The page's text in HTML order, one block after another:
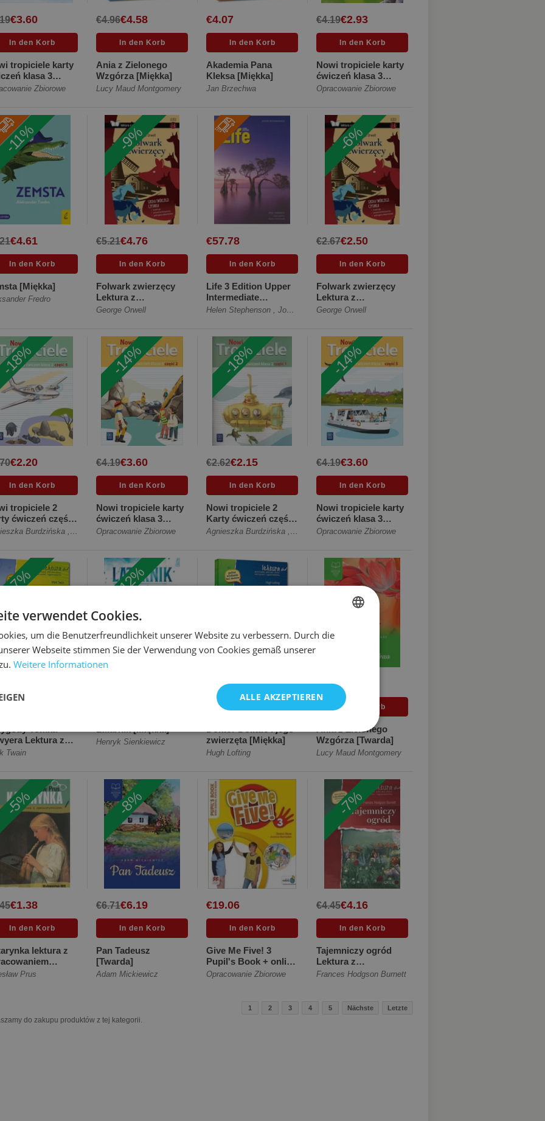
€3.60
tropiciele karty
klasa 3
3 edukacja
Zbiorowe
€4.58
€4.96
Ania z Zielonego
Wzgórza [Miękka]
Lucy Maud Montgomery
€4.07
Akademia Pana
Kleksa [Miękka]
Jan Brzechwa
€2.93
€4.19
Nowi tropiciele karty
ćwiczeń klasa 3
część 1 edukacja
Opracowanie Zbiorowe
-11%
€4.61
[Miękka]
Fredro
-9%
€4.76
€5.21
Folwark zwierzęcy
Lektura z
opracowaniem
George Orwell
€57.78
Life 3 Edition Upper
Intermediate
Student's Book With
Helen Stephenson , John Hughes ,Paul Dummett
-6%
€2.50
€2.67
Folwark zwierzęcy
Lektura z
opracowaniem
George Orwell
€2.20
tropiciele 2
ćwiczeń część
Burdzińska , Aldona Danielewicz-Malinowska Jolanta Dymarska
-14%
€3.60
€4.19
Nowi tropiciele karty
ćwiczeń klasa 3
część 2 edukacja
Opracowanie Zbiorowe
-18%
€2.15
€2.62
Nowi tropiciele 2
Karty ćwiczeń część
1 Szkoła
Agnieszka Burdzińska , Aldona Danielewicz-Malinowska
-14%
€3.60
€4.19
Nowi tropiciele karty
ćwiczeń klasa 3
część 5 edukacja
Opracowanie Zbiorowe
-7%
Lektura z
Twain
-12%
Henryk Sienkiewicz
€2.45
zwierzęta [Miękka]
Hugh Lofting
€8.70
Ania z Zielonego
Wzgórza [Twarda]
Lucy Maud Montgomery
-5%
€1.38
lektura z
Prus
-8%
€6.19
€6.71
Pan Tadeusz
[Twarda]
Adam Mickiewicz
€19.06
Give Me Five! 3
Pupil's Book + online
Student App [Miękka]
Opracowanie Zbiorowe
-7%
€4.16
€4.45
Tajemniczy ogród
Lektura z
opracowaniem
Frances Hodgson Burnett
1 2 3 4 5 Nächste Letzte
do zakupu produktów z tej kategorii.
POLISH
verwendet Cookies.
um die Benutzerfreundlichkeit unserer Website zu verbessern. Durch die
Webseite stimmen Sie der Verwendung von Cookies gemäß unserer
Weitere Informationen
ALLE AKZEPTIEREN